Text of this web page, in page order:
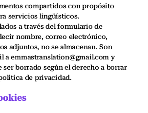
compartidos con propósito
servicios lingüísticos.
a través del formulario de
nombre, correo electrónico,
adjuntos, no se almacenan. Son
a emmastranslation@gmail.com y
ser borrado según el derecho a borrar
de privacidad.